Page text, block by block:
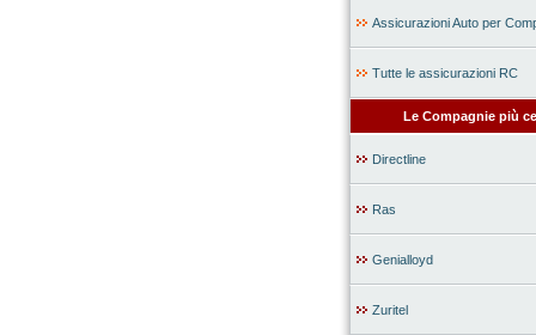
Assicurazioni Auto per
Tutte le assicurazioni RC
Le Compagnie più
Directline
Ras
Genialloyd
Zuritel